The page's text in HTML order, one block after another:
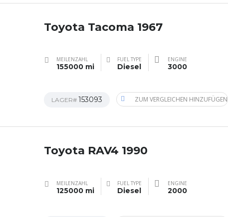
Toyota Tacoma 1967
MEILENZAHL
155000 mi
FUEL TYPE
Diesel
ENGINE
3000
LAGER# 153093 ZUM VERGLEICHEN HINZUFÜGEN
Toyota RAV4 1990
MEILENZAHL
125000 mi
FUEL TYPE
Diesel
ENGINE
2000